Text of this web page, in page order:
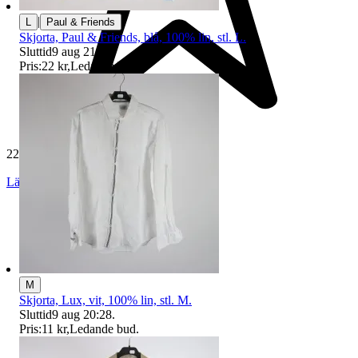
229 537 omdömen
Läs omdömen
| Paul & Friends
Skjorta, Paul & Friends, blå, 100% lin, stl. L.
Sluttid9 aug 21:25
Pris:22 kr,Ledande bud
M
Skjorta, Lux, vit, 100% lin, stl. M.
Sluttid9 aug 20:28.
Pris:11 kr,Ledande bud.